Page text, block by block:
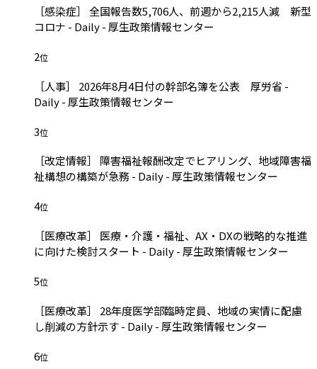
［感染症］ 全国報告数5,706人、前週から2,215人減 新型
コロナ - Daily - 厚生政策情報センター
2位
［人事］ 2026年8月4日付の幹部名簿を公表 厚労省 -
Daily - 厚生政策情報センター
3位
［改定情報］ 障害福祉報酬改定でヒアリング、地域障害福
祉構想の構築が急務 - Daily - 厚生政策情報センター
4位
［医療改革］ 医療・介護・福祉、AX・DXの戦略的な推進
に向けた検討スタート - Daily - 厚生政策情報センター
5位
［医療改革］ 28年度医学部臨時定員、地域の実情に配慮
し削減の方針示す - Daily - 厚生政策情報センター
6位